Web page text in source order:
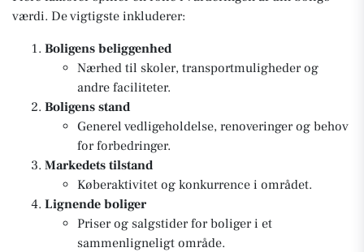
værdi. De vigtigste inkluderer:
Boligens beliggenhed
Nærhed til skoler, transportmuligheder og
andre faciliteter.
Boligens stand
Generel vedligeholdelse, renoveringer og behov
for forbedringer.
Markedets tilstand
Køberaktivitet og konkurrence i området.
Lignende boliger
Priser og salgstider for boliger i et
sammenligneligt område.